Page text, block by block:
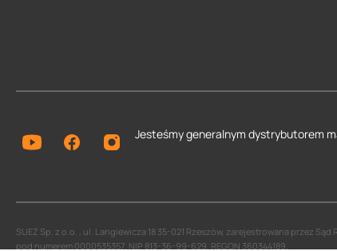
Jesteśmy generalnym dystrybutorem
SUEZ Sp. z o.o. , ul. Langiewicza 18 35-021 Rzeszów, zarejestrowana przez
pod numerem 0000535357, NIP 813-36-99-629, REGON 360344189.